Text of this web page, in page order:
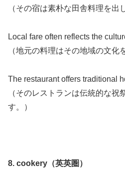
（その宿は素朴な田舎料理を出
Local fare often reflects the
（地元の料理はその地域の文化
The restaurant offers traditional
（そのレストランは伝統的な祝
す。）
8. cookery（英英圏）